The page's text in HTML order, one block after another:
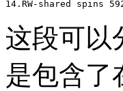
这段可以
是包含了